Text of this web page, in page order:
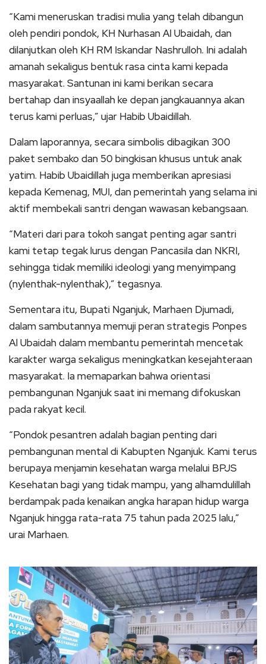
“Kami meneruskan tradisi mulia yang telah dibangun
oleh pendiri pondok, KH Nurhasan Al Ubaidah, dan
dilanjutkan oleh KH RM Iskandar Nashrulloh. Ini adalah
amanah sekaligus bentuk rasa cinta kami kepada
masyarakat. Santunan ini kami berikan secara
bertahap dan insyaallah ke depan jangkauannya akan
terus kami perluas,” ujar Habib Ubaidillah.
Dalam laporannya, secara simbolis dibagikan 300
paket sembako dan 50 bingkisan khusus untuk anak
yatim. Habib Ubaidillah juga memberikan apresiasi
kepada Kemenag, MUI, dan pemerintah yang selama ini
aktif membekali santri dengan wawasan kebangsaan.
“Materi dari para tokoh sangat penting agar santri
kami tetap tegak lurus dengan Pancasila dan NKRI,
sehingga tidak memiliki ideologi yang menyimpang
(nylenthak-nylenthak),” tegasnya.
Sementara itu, Bupati Nganjuk, Marhaen Djumadi,
dalam sambutannya memuji peran strategis Ponpes
Al Ubaidah dalam membantu pemerintah mencetak
karakter warga sekaligus meningkatkan kesejahteraan
masyarakat. Ia memaparkan bahwa orientasi
pembangunan Nganjuk saat ini memang difokuskan
pada rakyat kecil.
“Pondok pesantren adalah bagian penting dari
pembangunan mental di Kabupten Nganjuk. Kami terus
berupaya menjamin kesehatan warga melalui BPJS
Kesehatan bagi yang tidak mampu, yang alhamdulillah
berdampak pada kenaikan angka harapan hidup warga
Nganjuk hingga rata-rata 75 tahun pada 2025 lalu,”
urai Marhaen.